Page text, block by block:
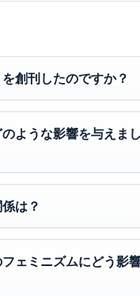
創刊したのですか？
ような影響を与えま
は？
ェミニズムにどう影